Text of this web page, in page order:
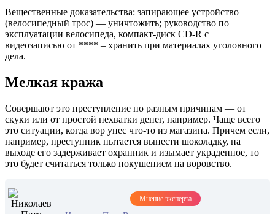
Вещественные доказательства: запирающее устройство
(велосипедный трос) — уничтожить; руководство по
эксплуатации велосипеда, компакт-диск CD-R с
видеозаписью от **** – хранить при материалах уголовного
дела.
Мелкая кража
Совершают это преступление по разным причинам — от
скуки или от простой нехватки денег, например. Чаще всего
это ситуации, когда вор унес что-то из магазина. Причем если,
например, преступник пытается вынести шоколадку, на
выходе его задерживает охранник и изымает украденное, то
это будет считаться только покушением на воровство.
Мнение эксперта